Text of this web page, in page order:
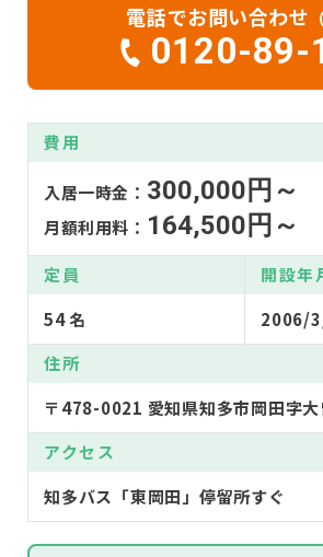
電話でお問い合わせ
0120-89-
費用
入居一時金： 300,000円～
月額利用料： 164,500円～
定員
54 名
開設年
2006/
住所
〒478-0021 愛知県知多市岡田字大
アクセス
知多バス「東岡田」停留所すぐ